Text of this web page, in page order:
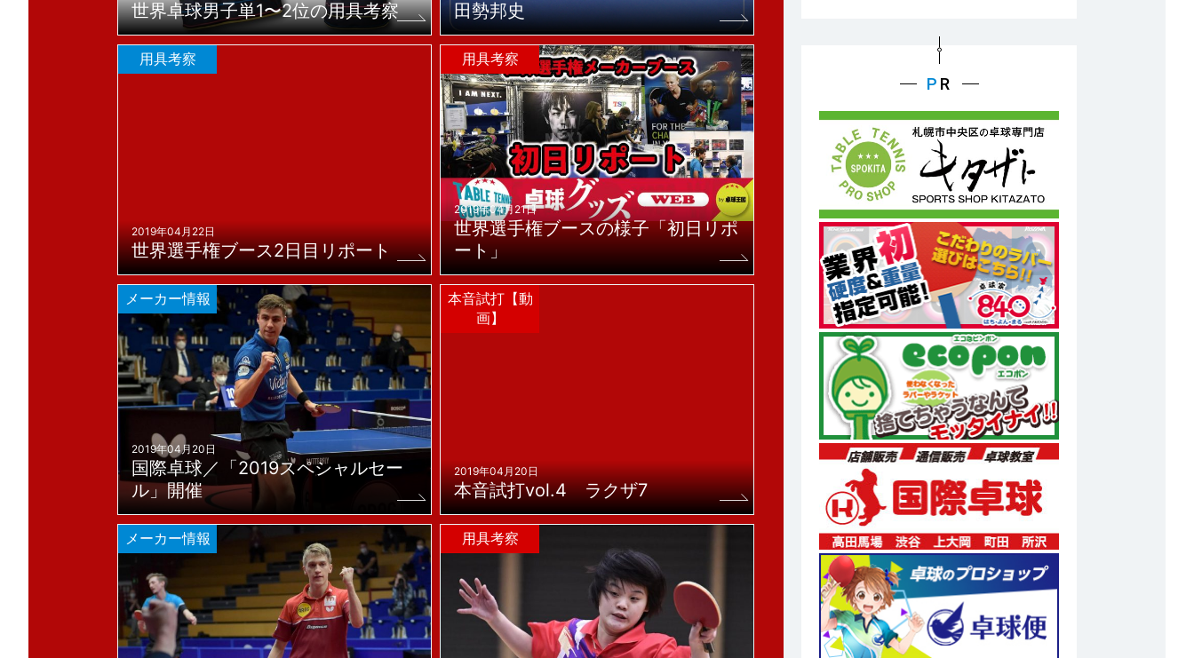
世界卓球男子単1〜2位の用具考察
田勢邦史
用具考察
2019年04月22日
世界選手権ブース2日目リポート
用具考察
2019年04月21日
世界選手権ブースの様子「初日リポ
ート」
メーカー情報
2019年04月20日
国際卓球／「2019スペシャルセー
ル」開催
本音試打【動
画】
2019年04月20日
本音試打vol.4 ラクザ7
メーカー情報 用具考察